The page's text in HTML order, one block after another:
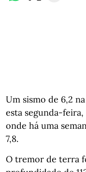
Um sismo de 6,2
esta segunda-feira,
onde há uma
7,8.
O tremor de terra